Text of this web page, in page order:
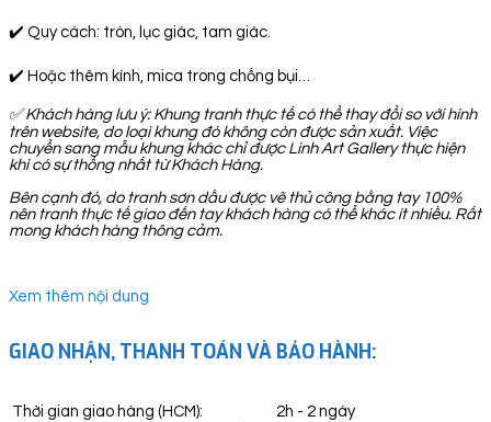
✔️ Quy cách: tròn, lục giác, tam giác.
✔️ Hoặc thêm kính, mica trong chống bụi…
✅Khách hàng lưu ý: Khung tranh thực tế có thể thay đổi so với hình
trên website, do loại khung đó không còn được sản xuất. Việc
chuyển sang mẫu khung khác chỉ được Linh Art Gallery thực hiện
khi có sự thống nhất từ Khách Hàng.
Bên cạnh đó, do tranh sơn dầu được vẽ thủ công bằng tay 100%
nên tranh thực tế giao đến tay khách hàng có thể khác ít nhiều. Rất
mong khách hàng thông cảm.
Xem thêm nội dung
GIAO NHẬN, THANH TOÁN VÀ BẢO HÀNH:
Thời gian giao hàng (HCM):
2h - 2 ngày